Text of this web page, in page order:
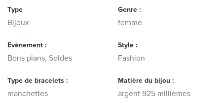
Type
Bijoux
Genre :
femme
Evènement :
Bons plans, Soldes
Style :
Fashion
Type de bracelets :
manchettes
Matière du bijou :
argent 925 millièmes